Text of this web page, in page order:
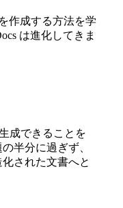
作成する方法を学
は進化してきま
成できることを
半分に過ぎず、
された文書へと